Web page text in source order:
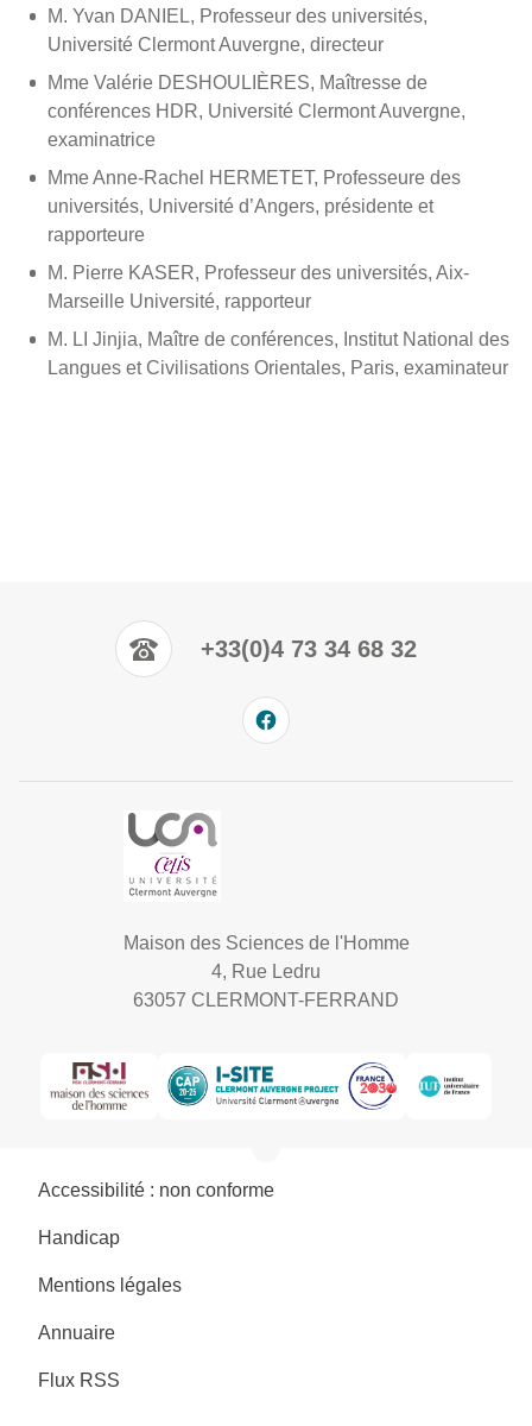
M. Yvan DANIEL, Professeur des universités,
Université Clermont Auvergne, directeur
Mme Valérie DESHOULIÈRES, Maîtresse de
conférences HDR, Université Clermont Auvergne,
examinatrice
Mme Anne-Rachel HERMETET, Professeure des
universités, Université d’Angers, présidente et
rapporteure
M. Pierre KASER, Professeur des universités, Aix-
Marseille Université, rapporteur
M. LI Jinjia, Maître de conférences, Institut National des
Langues et Civilisations Orientales, Paris, examinateur
+33(0)4 73 34 68 32
Maison des Sciences de l'Homme
4, Rue Ledru
63057 CLERMONT-FERRAND
Accessibilité : non conforme
Handicap
Mentions légales
Annuaire
Flux RSS